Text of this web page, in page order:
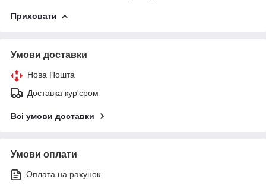
Приховати
Умови доставки
Нова Пошта
Доставка кур'єром
Всі умови доставки
Умови оплати
Оплата на рахунок